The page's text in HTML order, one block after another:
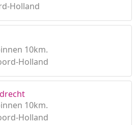
Holland
10km.
Holland
10km.
Holland